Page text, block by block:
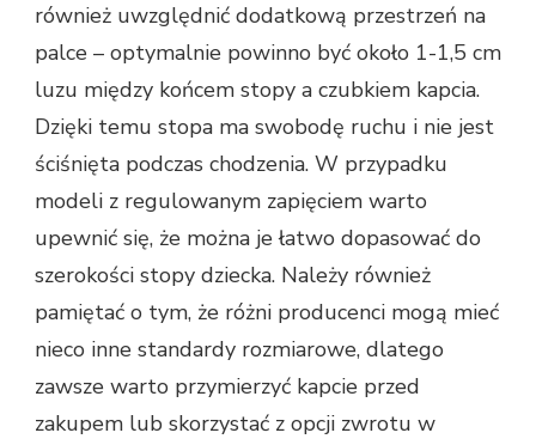
również uwzględnić dodatkową przestrzeń na
palce – optymalnie powinno być około 1-1,5 cm
luzu między końcem stopy a czubkiem kapcia.
Dzięki temu stopa ma swobodę ruchu i nie jest
ściśnięta podczas chodzenia. W przypadku
modeli z regulowanym zapięciem warto
upewnić się, że można je łatwo dopasować do
szerokości stopy dziecka. Należy również
pamiętać o tym, że różni producenci mogą mieć
nieco inne standardy rozmiarowe, dlatego
zawsze warto przymierzyć kapcie przed
zakupem lub skorzystać z opcji zwrotu w